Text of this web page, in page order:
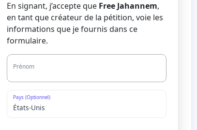
En signant, j’accepte que Free Jahannem,
en tant que créateur de la pétition, voie les
informations que je fournis dans ce
formulaire.
Prénom
Pays (Optionnel)